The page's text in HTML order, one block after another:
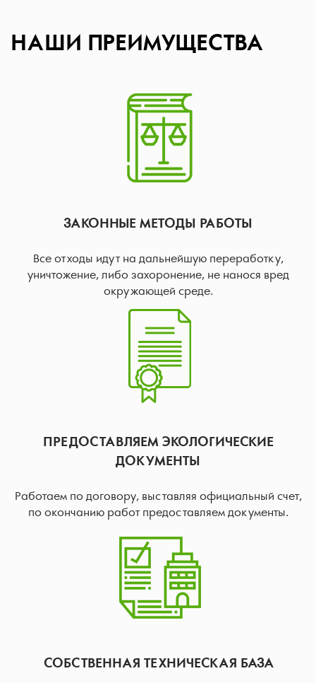
НАШИ ПРЕИМУЩЕСТВА
ЗАКОННЫЕ МЕТОДЫ РАБОТЫ
Все отходы идут на дальнейшую переработку,
уничтожение, либо захоронение, не нанося вред
окружающей среде.
ПРЕДОСТАВЛЯЕМ ЭКОЛОГИЧЕСКИЕ
ДОКУМЕНТЫ
Работаем по договору, выставляя официальный счет,
по окончанию работ предоставляем документы.
СОБСТВЕННАЯ ТЕХНИЧЕСКАЯ БАЗА